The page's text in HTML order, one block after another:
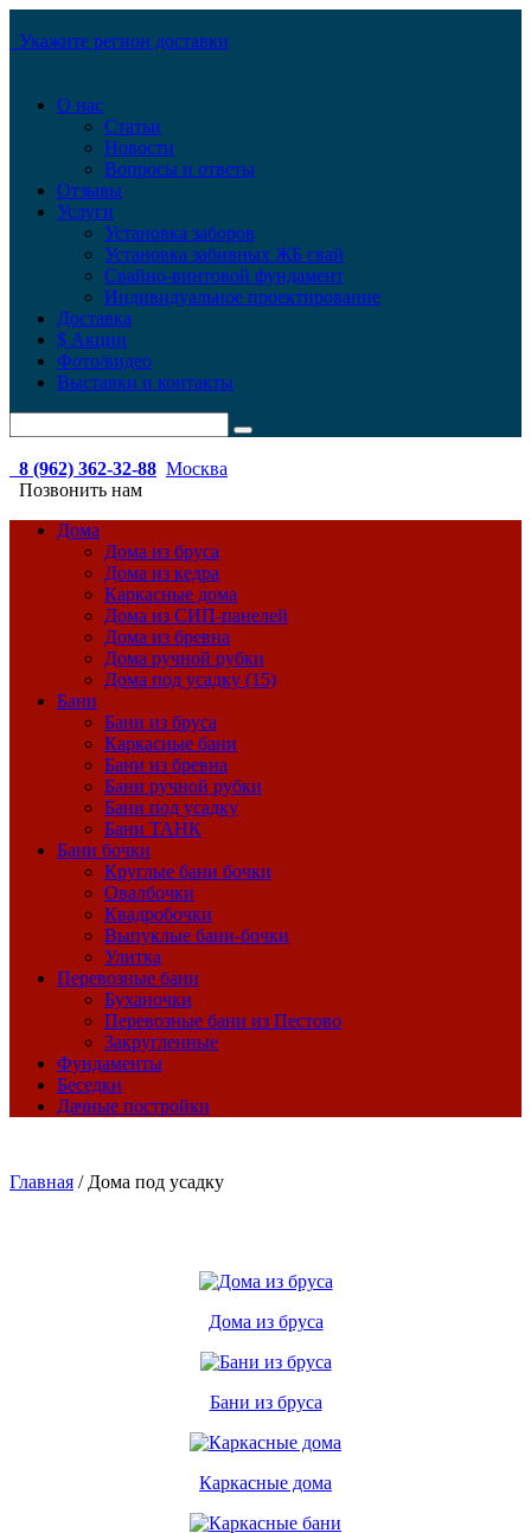
Укажите регион доставки
О нас
Статьи
Новости
Вопросы и ответы
Отзывы
Услуги
Установка заборов
Установка забивных ЖБ свай
Свайно-винтовой фундамент
Индивидуальное проектирование
Доставка
$ Акции
Фото/видео
Выставки и контакты
8 (962) 362-32-88 Москва
Позвонить нам
Дома
Дома из бруса
Дома из кедра
Каркасные дома
Дома из СИП-панелей
Дома из бревна
Дома ручной рубки
Дома под усадку (15)
Бани
Бани из бруса
Каркасные бани
Бани из бревна
Бани ручной рубки
Бани под усадку
Бани ТАНК
Бани бочки
Круглые бани бочки
Овалбочки
Квадробочки
Выпуклые бани-бочки
Улитка
Перевозные бани
Буханочки
Перевозные бани из Пестово
Закругленные
Фундаменты
Беседки
Дачные постройки
Главная / Дома под усадку
Дома из бруса
Бани из бруса
Каркасные дома